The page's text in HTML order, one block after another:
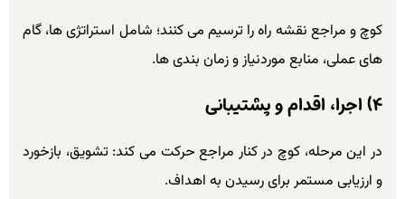
کوچ و مراجع نقشه راه را ترسیم می کنند؛ شامل استراتژی ها، گام
های عملی، منابع موردنیاز و زمان بندی ها.
۴) اجرا، اقدام و پشتیبانی
در این مرحله، کوچ در کنار مراجع حرکت می کند: تشویق، بازخورد
و ارزیابی مستمر برای رسیدن به اهداف.